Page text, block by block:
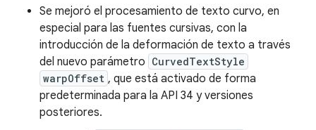
Se mejoró el procesamiento de texto curvo, en
especial para las fuentes cursivas, con la
introducción de la deformación de texto a través
del nuevo parámetro CurvedTextStyle
warpOffset , que está activado de forma
predeterminada para la API 34 y versiones
posteriores.